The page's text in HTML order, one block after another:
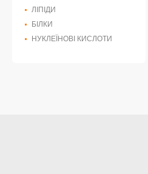
ЛІПІДИ
БІЛКИ
НУКЛЕЇНОВІ КИСЛОТИ